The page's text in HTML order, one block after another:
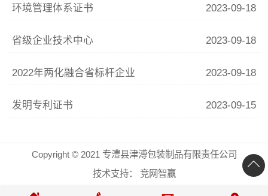
环境管理体系证书 2023-09-18
省级企业技术中心 2023-09-18
2022年两化融合省标杆企业 2023-09-18
发明专利证书 2023-09-15
Copyright © 2021 专澧县津溥包装制品有限责任公司
技术支持：
竞网智赢